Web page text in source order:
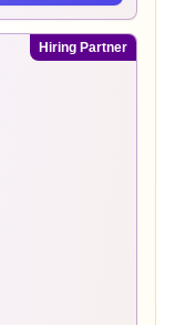
Hiring Partner